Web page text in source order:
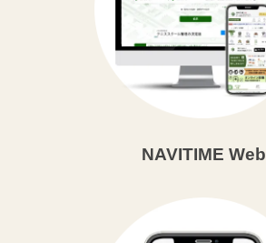
NAVITIME Web